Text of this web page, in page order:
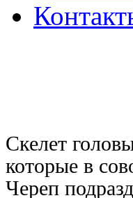
Скелет
которые в
Череп